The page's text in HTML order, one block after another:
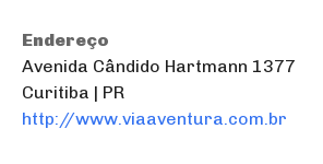
Endereço
Avenida Cândido Hartmann 1377
Curitiba | PR
http://www.viaaventura.com.br